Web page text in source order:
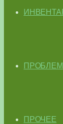
ПРОЧЕЕ